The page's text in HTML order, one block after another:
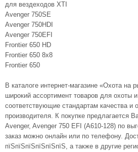
для вездеходов XTI
Avenger 750SE
Avenger 750HDI
Avenger 750EFI
Frontier 650 HD
Frontier 650 8x8
Frontier 650
В каталоге интернет-магазине «Охота на
широкий ассортимент товаров для охоты
соответствующие стандартам качества и
производителя. К покупке предлагается
Avenger, Avenger 750 EFI (A610-128) по
заказ можно онлайн или по телефону.
пїЅпїЅпїЅпїЅпїЅпїЅ, а также в другие